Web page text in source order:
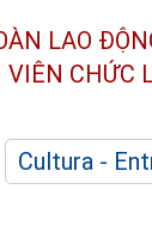
LAO
VIÊN CHỨC
Cultura -